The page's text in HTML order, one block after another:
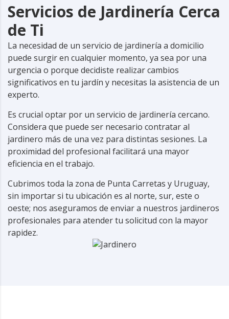
Servicios de Jardinería Cerca
de Ti
La necesidad de un servicio de jardinería a domicilio
puede surgir en cualquier momento, ya sea por una
urgencia o porque decidiste realizar cambios
significativos en tu jardín y necesitas la asistencia de un
experto.
Es crucial optar por un servicio de jardinería cercano.
Considera que puede ser necesario contratar al
jardinero más de una vez para distintas sesiones. La
proximidad del profesional facilitará una mayor
eficiencia en el trabajo.
Cubrimos toda la zona de Punta Carretas y Uruguay,
sin importar si tu ubicación es al norte, sur, este o
oeste; nos aseguramos de enviar a nuestros jardineros
profesionales para atender tu solicitud con la mayor
rapidez.